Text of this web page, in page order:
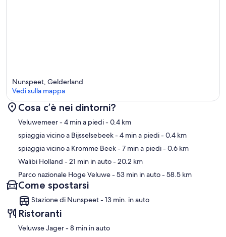
Mappa
Nunspeet, Gelderland
Vedi sulla mappa
Cosa c’è nei dintorni?
Veluwemeer- 4 min a piedi- 0.4 km
spiaggia vicino a Bijsselsebeek- 4 min a piedi- 0.4 km
spiaggia vicino a Kromme Beek- 7 min a piedi- 0.6 km
Walibi Holland - 21 min in auto- 20.2 km
Parco nazionale Hoge Veluwe- 53 min in auto- 58.5 km
Come spostarsi
Stazione di Nunspeet - 13 min. in auto
Ristoranti
‪Veluwse Jager - ‬8 min in auto